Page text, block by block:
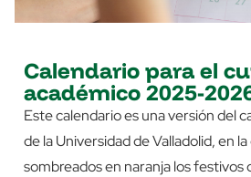
Calendario para el
académico 2025-
Este calendario es una versión del
de la Universidad de Valladolid, en
sombreados en naranja los festivos